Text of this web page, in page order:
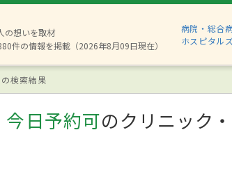
の想いを取材
件の情報を掲載（2026年8月09日現在）
病院・総合
ホスピタル
検索結果
日予約可のクリニック